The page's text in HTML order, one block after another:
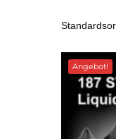
Angebot!